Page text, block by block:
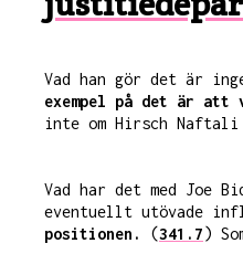
Vad han gör det är
exempel på det är
inte om Hirsch
Vad har det med Joe
eventuellt utövade
positionen.
(341.7)